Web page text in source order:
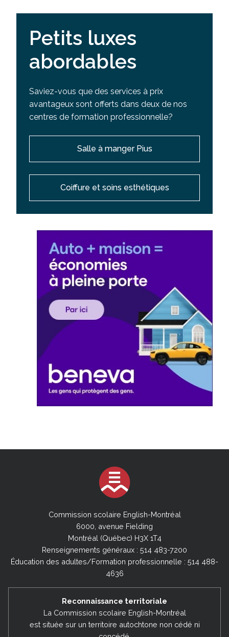
Petits luxes
abordables
Saviez-vous que des services à prix
avantageux sont offerts dans deux de nos
centres de formation professionnelle?
Salle à manger Pius
Coiffure et soins esthétiques
Commission scolaire English-Montréal
6000, avenue Fielding
Montréal (Québec) H3X 1T4
Renseignements généraux : 514 483-7200
Éducation des adultes/Formation professionnelle : 514 488-
4636
Reconnaissance territoriale
La Commission scolaire English-Montréal
est située sur un territoire autochtone non cédé ni